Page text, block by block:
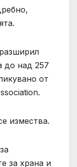
до над 257
от
измества.
за храна и